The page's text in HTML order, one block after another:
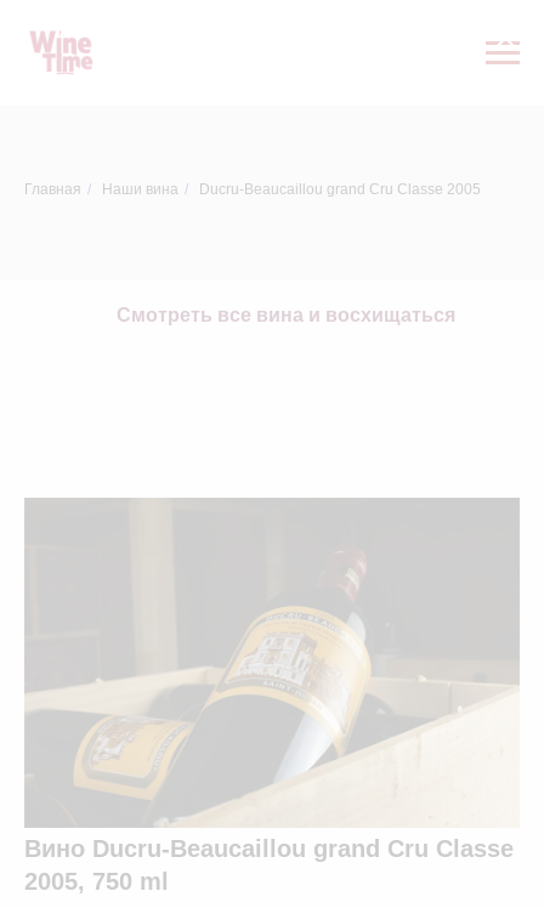
Главная / Наши вина / Ducru-Beaucaillou grand Cru Classe 2005
Смотреть все вина и восхищаться
Вино Ducru-Beaucaillou grand Cru Classe
2005, 750 ml